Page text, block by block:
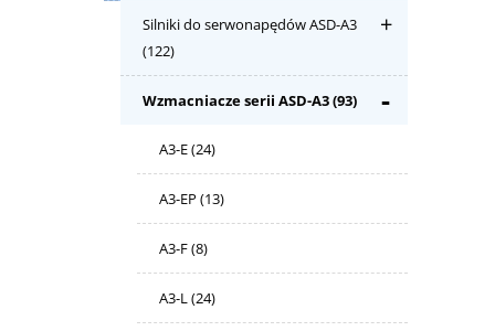
Silniki do serwonapędów ASD-A3
(122)
Wzmacniacze serii ASD-A3(93)
A3-E(24)
A3-EP (13)
A3-F(8)
A3-L (24)